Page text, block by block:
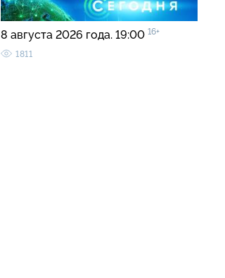
8 августа 2026 года. 19:00 16+
1811